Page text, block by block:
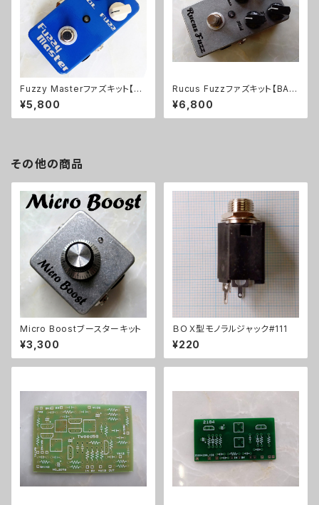
Fuzzy Masterファズキット【BA
SIC KIT】
¥5,800
Rucus Fuzzファズキット【BASI
C KIT】
¥6,800
その他の商品
Micro Boostブースターキット
¥3,300
ＢＯＸ型モノラルジャック#111
¥220